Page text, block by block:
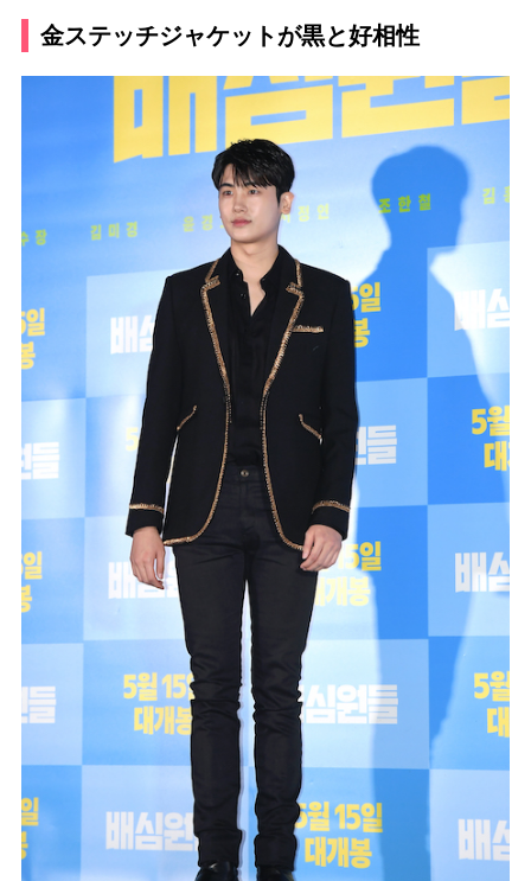
金ステッチジャケットが黒と好相性